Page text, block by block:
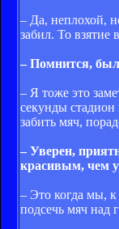
– Да, неплохой,
забил. То
– Помнится, был
– Я тоже это
секунды стадион
забить мяч,
– Уверен,
красивым, чем
– Это когда мы, к
подсечь мяч над